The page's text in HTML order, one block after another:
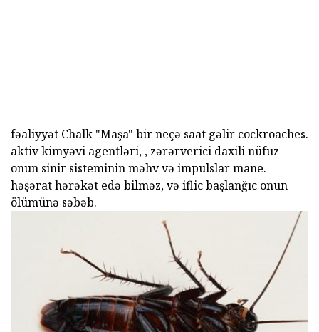
fəaliyyət Chalk "Maşa" bir neçə saat gəlir cockroaches.
aktiv kimyəvi agentləri, , zərərverici daxili nüfuz
onun sinir sisteminin məhv və impulslar mane.
həşərat hərəkət edə bilməz, və iflic başlanğıc onun
ölümünə səbəb.